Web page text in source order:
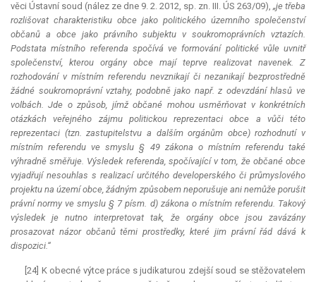
věci Ústavní soud (nález ze dne 9. 2. 2012, sp. zn. III. ÚS 263/09), „je třeba
rozlišovat charakteristiku obce jako politického územního společenství
občanů a obce jako právního subjektu v soukromoprávních vztazích.
Podstata místního referenda spočívá ve formování politické vůle uvnitř
společenství, kterou orgány obce mají teprve realizovat navenek. Z
rozhodování v místním referendu nevznikají či nezanikají bezprostředně
žádné soukromoprávní vztahy, podobně jako např. z odevzdání hlasů ve
volbách. Jde o způsob, jímž občané mohou usměrňovat v konkrétních
otázkách veřejného zájmu politickou reprezentaci obce a vůči této
reprezentaci (tzn. zastupitelstvu a dalším orgánům obce) rozhodnutí v
místním referendu ve smyslu § 49 zákona o místním referendu také
výhradně směřuje. Výsledek referenda, spočívající v tom, že občané obce
vyjadřují nesouhlas s realizací určitého developerského či průmyslového
projektu na území obce, žádným způsobem neporušuje ani nemůže porušit
právní normy ve smyslu § 7 písm. d) zákona o místním referendu. Takový
výsledek je nutno interpretovat tak, že orgány obce jsou zavázány
prosazovat názor občanů těmi prostředky, které jim právní řád dává k
dispozici.“
[24] K obecné výtce práce s judikaturou zdejší soud se stěžovatelem